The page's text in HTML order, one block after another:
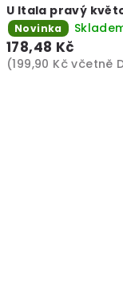
U Itala pravý
Novinka
178,48 Kč
(199,90 Kč včetně